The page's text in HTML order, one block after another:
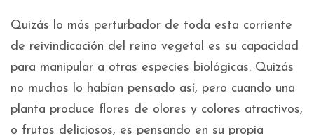
Quizás lo más perturbador de toda esta corriente
de reivindicación del reino vegetal es su capacidad
para manipular a otras especies biológicas. Quizás
no muchos lo habían pensado así, pero cuando una
planta produce flores de olores y colores atractivos,
o frutos deliciosos, es pensando en su propia